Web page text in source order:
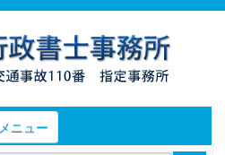
メニュー